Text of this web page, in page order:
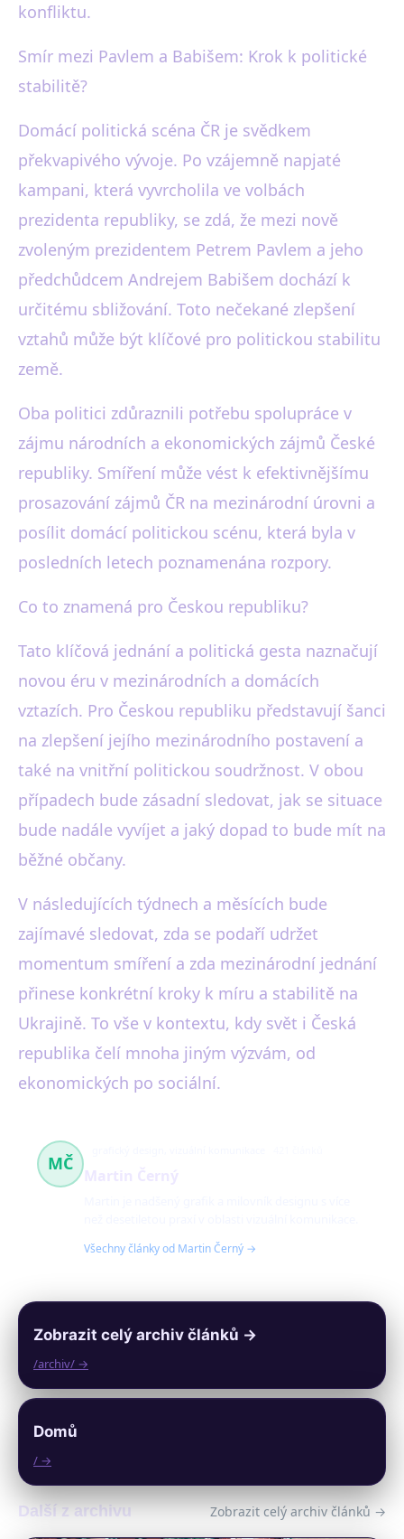
konfliktu.
Smír mezi Pavlem a Babišem: Krok k politické
stabilitě?
Domácí politická scéna ČR je svědkem
překvapivého vývoje. Po vzájemně napjaté
kampani, která vyvrcholila ve volbách
prezidenta republiky, se zdá, že mezi nově
zvoleným prezidentem Petrem Pavlem a jeho
předchůdcem Andrejem Babišem dochází k
určitému sbližování. Toto nečekané zlepšení
vztahů může být klíčové pro politickou stabilitu
země.
Oba politici zdůraznili potřebu spolupráce v
zájmu národních a ekonomických zájmů České
republiky. Smíření může vést k efektivnějšímu
prosazování zájmů ČR na mezinárodní úrovni a
posílit domácí politickou scénu, která byla v
posledních letech poznamenána rozpory.
Co to znamená pro Českou republiku?
Tato klíčová jednání a politická gesta naznačují
novou éru v mezinárodních a domácích
vztazích. Pro Českou republiku představují šanci
na zlepšení jejího mezinárodního postavení a
také na vnitřní politickou soudržnost. V obou
případech bude zásadní sledovat, jak se situace
bude nadále vyvíjet a jaký dopad to bude mít na
běžné občany.
V následujících týdnech a měsících bude
zajímavé sledovat, zda se podaří udržet
momentum smíření a zda mezinárodní jednání
přinese konkrétní kroky k míru a stabilitě na
Ukrajině. To vše v kontextu, kdy svět i Česká
republika čelí mnoha jiným výzvám, od
ekonomických po sociální.
MČ
Všechny články od Martin Černý →
Zobrazit celý archiv článků →
/archiv/ →
Domů
/ →
Další z archivu Zobrazit celý archiv článků →